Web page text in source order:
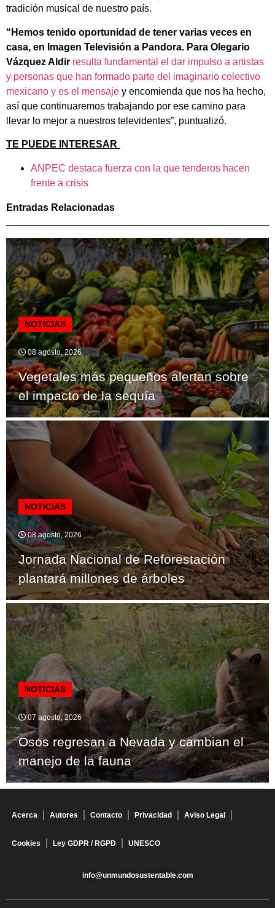
tradición musical de nuestro país.
“Hemos tenido oportunidad de tener varias veces en
casa, en Imagen Televisión a Pandora. Para Olegario
Vázquez Aldir resulta fundamental el dar impulso a artistas
y personas que han formado parte del imaginario colectivo
mexicano y es el mensaje y encomienda que nos ha hecho,
así que continuaremos trabajando por ese camino para
llevar lo mejor a nuestros televidentes”, puntualizó.
TE PUEDE INTERESAR
ANPEC destaca fuerza con la que tenderos hacen
frente a crisis
Entradas Relacionadas
NOTICIAS
08 agosto, 2026
Vegetales más pequeños alertan sobre
el impacto de la sequía
NOTICIAS
08 agosto, 2026
Jornada Nacional de Reforestación
plantará millones de árboles
NOTICIAS
07 agosto, 2026
Osos regresan a Nevada y cambian el
manejo de la fauna
Acerca Autores Contacto Privacidad Aviso Legal
Cookies Ley GDPR / RGPD UNESCO
info@unmundosustentable.com